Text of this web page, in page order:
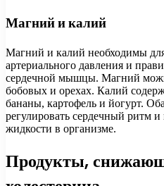
Магний и калий
Магний и калий необходимы
артериального давления и
сердечной мышцы. Магний
бобовых и орехах. Калий
бананы, картофель и йогурт.
регулировать сердечный ритм
жидкости в организме.
Продукты,